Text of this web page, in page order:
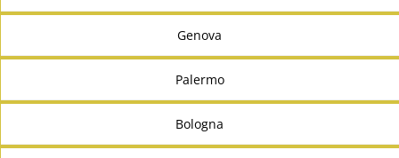
Genova
Palermo
Bologna